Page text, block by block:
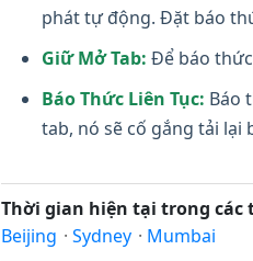
phát tự động. Đặt báo
Giữ Mở Tab: Để báo
Báo Thức Liên Tục: Báo
tab, nó sẽ cố gắng tải
Thời gian hiện tại trong các
Beijing · Sydney · Mumbai